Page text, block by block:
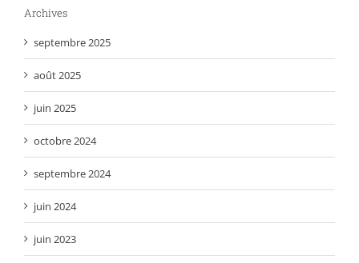
Archives
septembre 2025
août 2025
juin 2025
octobre 2024
septembre 2024
juin 2024
juin 2023